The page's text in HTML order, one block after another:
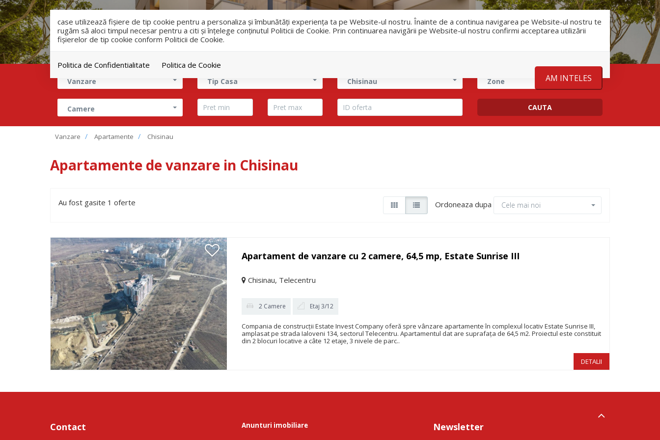
case utilizează fişiere de tip cookie pentru a personaliza și îmbunătăți experiența ta pe Website-ul nostru. Înainte de a continua navigarea pe Website-ul nostru te
rugăm să aloci timpul necesar pentru a citi și înțelege conținutul Politicii de Cookie. Prin continuarea navigării pe Website-ul nostru confirmi acceptarea utilizării
fişierelor de tip cookie conform Politicii de Cookie.
Politica de Confidentialitate Politica de Cookie
AM INTELES
RO RU
info@romanescu.md +37369883878
Vanzare Tip Casa Chisinau Zone
Camere
Vanzare Apartamente Chisinau
Apartamente de vanzare in Chisinau
Au fost gasite 1 oferte Ordoneaza dupa Cele mai noi
Apartament de vanzare cu 2 camere, 64,5 mp, Estate Sunrise III
Chisinau, Telecentru
2 Camere Etaj 3/12
Compania de construcții Estate Invest Company oferă spre vânzare apartamente în complexul locativ Estate Sunrise III,
amplasat pe strada Ialoveni 134, sectorul Telecentru. Apartamentul dat are suprafața de 64,5 m2. Proiectul este constituit
din 2 blocuri locative a câte 12 etaje, 3 nivele de parc..
DETALII
Contact Anunturi imobiliare Newsletter